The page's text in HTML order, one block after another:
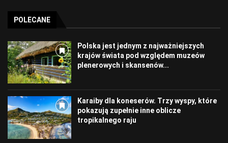
POLECANE
Polska jest jednym z najważniejszych
krajów świata pod względem muzeów
plenerowych i skansenów...
Karaiby dla koneserów. Trzy wyspy, które
pokazują zupełnie inne oblicze
tropikalnego raju